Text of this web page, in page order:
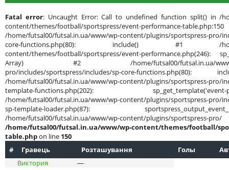
Fatal error: Uncaught Error: Call to undefined function split() in /
content/themes/football/sportspress/event-performance-
/home/futsal00/futsal.in.ua/www/wp-content/plugins/sportspress-pro/
core-functions.php(80): include() #1 /home/
content/themes/football/sportspress/event-performance.php(246):
Array) #2 /home/futsal00/futsal.in.ua/www/wp-
pro/includes/sportspress/includes/sp-core-functions.php(80):
/home/futsal00/futsal.in.ua/www/wp-content/plugins/sportspress-pro/
template-functions.php(202):
/home/futsal00/futsal.in.ua/www/wp-content/plugins/sportspress-pro/
sp-template-loader.php(87):
/home/futsal00/futsal.in.ua/www/wp-content/
/home/futsal00/futsal.in.ua/www/wp-content/themes/football/
table.phpon line 150
#
Гравець Розташування Голы
Виктория
—